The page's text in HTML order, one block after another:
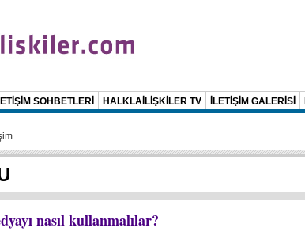
SOHBETLERİ HALKLAİLİŞKİLER TV İLETİŞİM GALERİSİ
nasıl kullanmalılar?